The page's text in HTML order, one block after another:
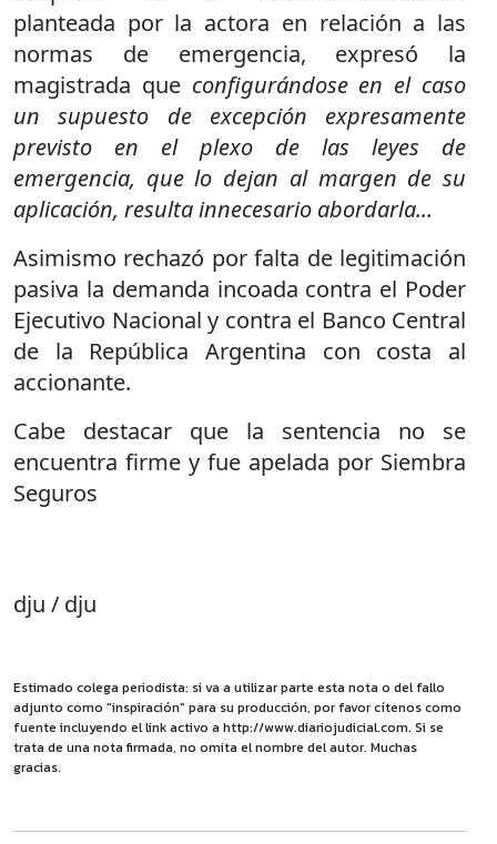
planteada por la actora en relación a las
normas de emergencia, expresó la
magistrada que configurándose en el caso
un supuesto de excepción expresamente
previsto en el plexo de las leyes de
emergencia, que lo dejan al margen de su
aplicación, resulta innecesario abordarla...
Asimismo rechazó por falta de legitimación
pasiva la demanda incoada contra el Poder
Ejecutivo Nacional y contra el Banco Central
de la República Argentina con costa al
accionante.
Cabe destacar que la sentencia no se
encuentra firme y fue apelada por Siembra
Seguros
dju / dju
Estimado colega periodista: si va a utilizar parte esta nota o del fallo
adjunto como "inspiración" para su producción, por favor cítenos como
fuente incluyendo el link activo a http://www.diariojudicial.com. Si se
trata de una nota firmada, no omita el nombre del autor. Muchas
gracias.